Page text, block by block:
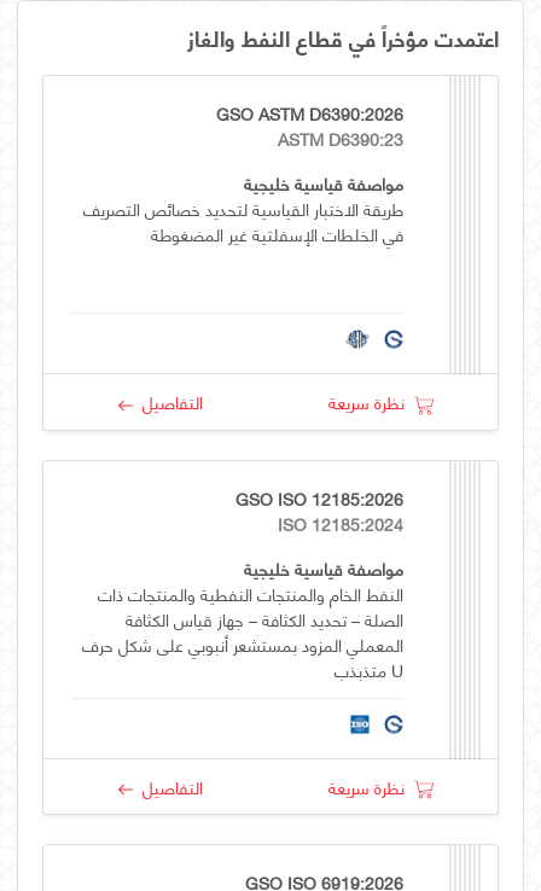
اعتمدت مؤخراً في قطاع النفط والغاز
GSO ASTM D6390:2026
ASTM D6390:23
مواصفة قياسية خليجية
طريقة الاختبار القياسية لتحديد خصائص التصريف
في الخلطات الإسفلتية غير المضغوطة
نظرة سريعة التفاصيل
GSO ISO 12185:2026
ISO 12185:2024
مواصفة قياسية خليجية
النفط الخام والمنتجات النفطية والمنتجات ذات
الصلة – تحديد الكثافة – جهاز قياس الكثافة
المعملي المزود بمستشعر أنبوبي على شكل حرف
U متذبذب
نظرة سريعة التفاصيل
GSO ISO 6919:2026